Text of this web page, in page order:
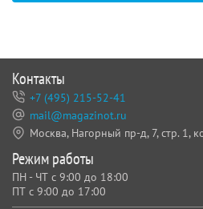
Контакты
+7 (495) 215-52-41
mail@magazinot.ru
Москва, Нагорный пр-д, 7, стр. 1,
Режим работы
ПН - ЧТ с 9:00 до 18:00
ПТ с 9:00 до 17:00